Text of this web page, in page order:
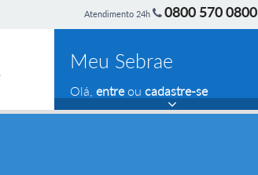
Atendimento 24h 0800 570 0800
Meu Sebrae
Olá, entreou cadastre-se